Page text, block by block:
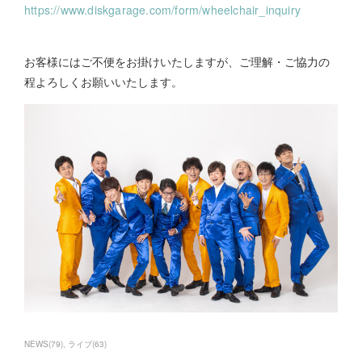
https://www.diskgarage.com/form/wheelchair_inquiry
お客様にはご不便をお掛けいたしますが、ご理解・ご協⼒の
程よろしくお願いいたします。
NEWS(79) ライブ(63)